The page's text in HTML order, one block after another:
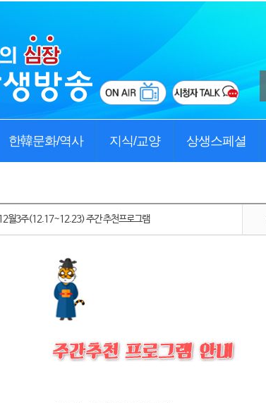
한韓문화/역사 지식/교양 상생스페셜
월3주(12.17~12.23) 주간 추천프로그램